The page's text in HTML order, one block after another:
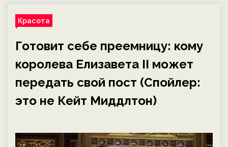
Красота
Готовит себе преемницу: кому
королева Елизавета II может
передать свой пост (Спойлер:
это не Кейт Миддлтон)